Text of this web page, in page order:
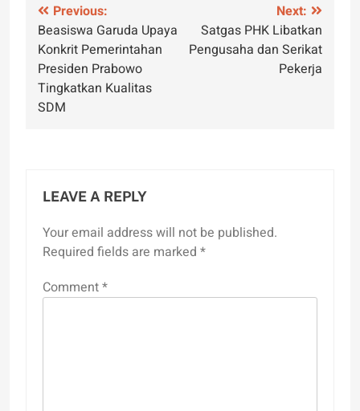
Post
navigation
Previous:
Beasiswa Garuda Upaya
Konkrit Pemerintahan
Presiden Prabowo
Tingkatkan Kualitas
SDM
Next:
Satgas PHK Libatkan
Pengusaha dan Serikat
Pekerja
LEAVE A REPLY
Your email address will not be published.
Required fields are marked *
Comment*